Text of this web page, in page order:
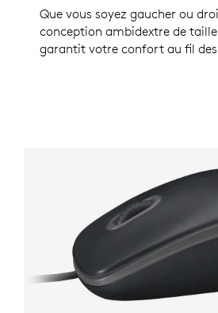
Que vous soyez gaucher ou
conception ambidextre de
garantit votre confort au fil des